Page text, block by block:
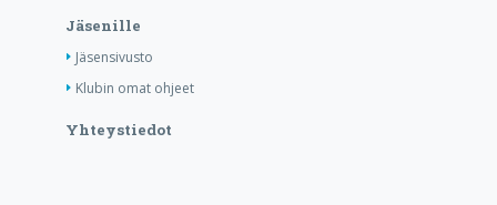
Jäsenille
Jäsensivusto
Klubin omat ohjeet
Yhteystiedot